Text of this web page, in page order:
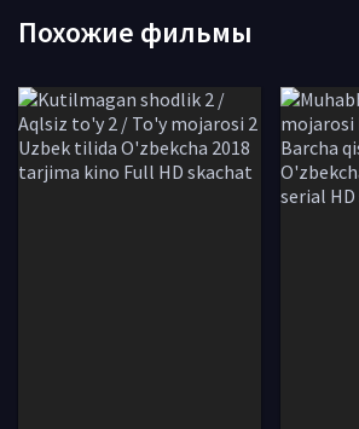
Похожие фильмы